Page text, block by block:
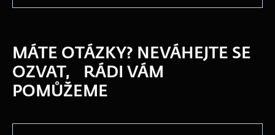
MÁTE OTÁZKY? NEVÁHEJTE SE
OZVAT, RÁDI VÁM
POMŮŽEME